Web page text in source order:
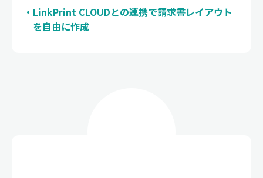
LinkPrint CLOUDとの連携で請求書レイアウト
を自由に作成